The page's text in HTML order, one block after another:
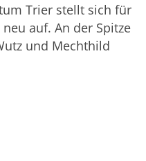
Trier stellt sich für
auf. An der Spitze
und Mechthild